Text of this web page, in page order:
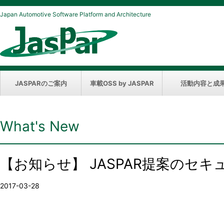
Japan Automotive Software Platform and Architecture
JASPARのご案内 車載OSS by JASPAR 活動内容と成
What's New
【お知らせ】 JASPAR提案のセ
2017-03-28